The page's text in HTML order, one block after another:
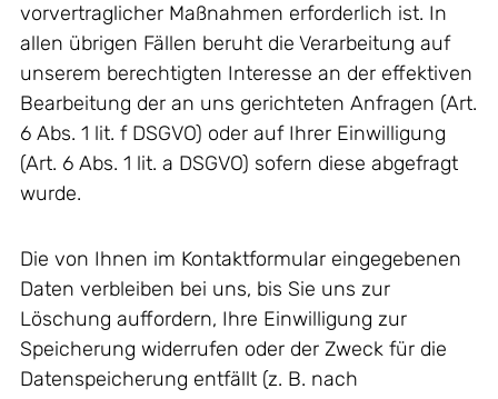
vorvertraglicher Maßnahmen erforderlich ist. In
allen übrigen Fällen beruht die Verarbeitung auf
unserem berechtigten Interesse an der effektiven
Bearbeitung der an uns gerichteten Anfragen (Art.
6 Abs. 1 lit. f DSGVO) oder auf Ihrer Einwilligung
(Art. 6 Abs. 1 lit. a DSGVO) sofern diese abgefragt
wurde.
Die von Ihnen im Kontaktformular eingegebenen
Daten verbleiben bei uns, bis Sie uns zur
Löschung auffordern, Ihre Einwilligung zur
Speicherung widerrufen oder der Zweck für die
Datenspeicherung entfällt (z. B. nach